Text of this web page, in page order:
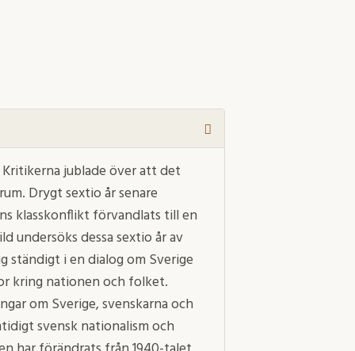
Kritikerna jublade över att det
Drygt sextio år senare
klasskonflikt förvandlats till en
undersöks dessa sextio år av
ständigt i en dialog om Sverige
kring nationen och folket.
om Sverige, svenskarna och
svensk nationalism och